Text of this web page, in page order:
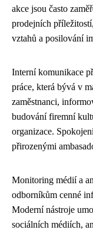
akce jsou často
prodejních
vztahů a posilování
Interní komunikace
práce, která bývá v
zaměstnanci,
budování firemní
organizace.
přirozenými
Monitoring médií a
odborníkům cenné
Moderní nástroje
sociálních médiích,